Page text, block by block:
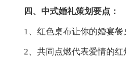
四、中式婚礼策划要点：
1、红色桌布让你的婚宴餐
2、共同点燃代表爱情的红